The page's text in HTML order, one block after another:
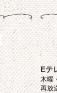
Eテ
木曜
再放